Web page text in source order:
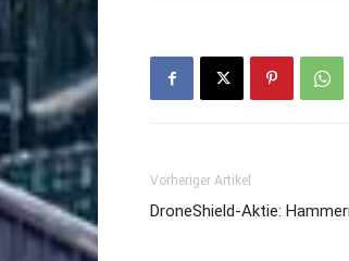
Vorheriger Artikel
DroneShield-Aktie: